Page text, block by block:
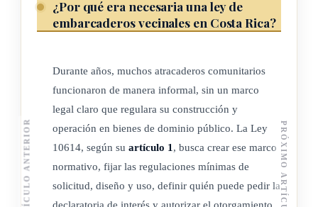
establecida.
d) Cumplir las disposiciones de la Ley7600, Igualdad de
ARTÍCULO 7
Registro Nacional de Embarcaderos Vecinales
Las autoridades competentes deberán informar a la División
Marítimo-Portuaria de la Dirección de Infraestructura del
¿Por qué era necesaria una ley de
embarcaderos vecinales en Costa Rica?
Durante años, muchos atracaderos comunitarios
funcionaron de manera informal, sin un marco
legal claro que regulara su construcción y
operación en bienes de dominio público. La Ley
10614, según su artículo 1, busca crear ese marco
normativo, fijar las regulaciones mínimas de
solicitud, diseño y uso, definir quién puede pedir la
ARTÍCULO ANTERIOR PRÓXIMO ARTÍCULO